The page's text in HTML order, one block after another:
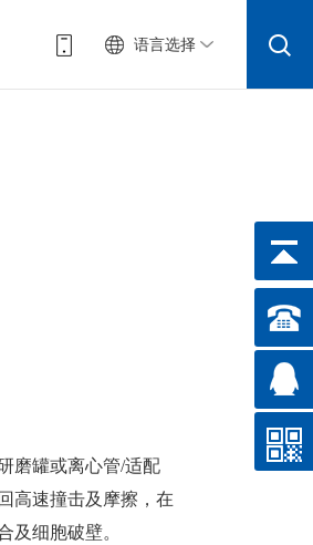
语言选择
磨罐或离心管/适配
高速撞击及摩擦，在
及细胞破壁。